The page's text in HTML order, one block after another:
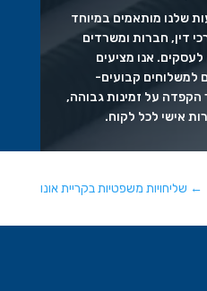
שלנו מותאמים במיוחד
דין, חברות ומשרדים
אנו מציעים
למשלוחים קבועים-
הקפדה על זמינות גבוהה,
אישי לכל לקוח.
← שליחויות משפטיות בקריית אונו